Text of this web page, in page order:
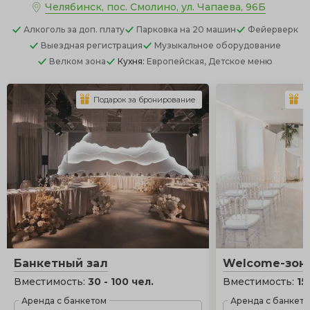
Челябинск, пос. Смолино, ул. Чапаева, 96Б
Алкоголь за доп. плату Парковка на 20 машин
Фейерверк
Выездная регистрация
Музыкальное оборудование
Велком зона
Кухня: Европейская, Детское меню
Банкетный зал
Вместимость: 30 - 100 чел.
Аренда с банкетом
Подарок за бронирование
Welcome-
Вместимость:
Аренда с